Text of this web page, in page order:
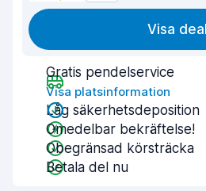
Visa deal
Gratis pendelservice
Visa platsinformation
Låg säkerhetsdeposition
Omedelbar bekräftelse!
Obegränsad körsträcka
Betala del nu